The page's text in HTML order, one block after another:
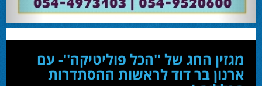
מגזין החג של ''הכל פוליטיקה''- עם
ארנון בר דוד לראשות ההסתדרות